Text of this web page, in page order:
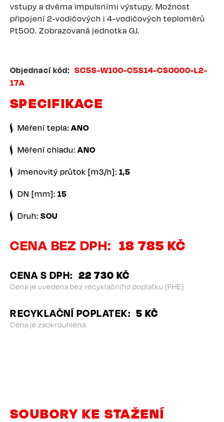
vstupy a dvěma impulsními výstupy. Možnost
připojení 2-vodičových i 4-vodičových teploměrů
Pt500. Zobrazovaná jednotka GJ.
Objednací kód
SC5S-W100-C5S14-CS0000-L2-
17A
SPECIFIKACE
Měření tepla:ANO
Měření chladu:ANO
Jmenovitý průtok [m3/h]: 1,5
DN [mm]: 15
Druh: SOU
CENA BEZ DPH 18 785 KČ
CENA S DPH 22 730 KČ
Cena je uvedena bez recyklačního poplatku (PHE)
RECYKLAČNÍ POPLATEK 5 KČ
Cena je zaokrouhlena
SOUBORY KE STAŽENÍ